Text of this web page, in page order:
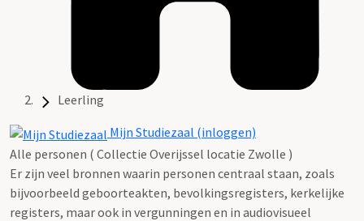
Leerling
Mijn Studiezaal (inloggen)
Alle personen ( Collectie Overijssel locatie Zwolle )
Er zijn veel bronnen waarin personen centraal staan, zoals
bijvoorbeeld geboorteakten, bevolkingsregisters, kerkelijke
registers, maar ook in vergunningen en in audiovisueel